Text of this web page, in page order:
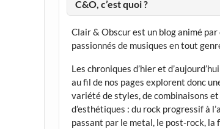
C&O, c’est quoi ?
Clair & Obscur est un blog animé par
passionnés de musiques en tout
Les chroniques d’hier et
au fil de nos pages explorent donc
variété de styles, de combinaisons et
d’esthétiques : du rock progressif à
passant par le metal, le post-rock, la